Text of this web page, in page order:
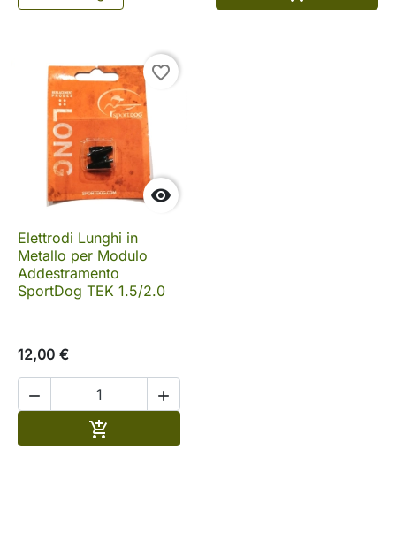

favorite_border
Elettrodi Lunghi in
Metallo per Modulo
Addestramento
SportDog TEK 1.5/2.0
12,00 €
 
